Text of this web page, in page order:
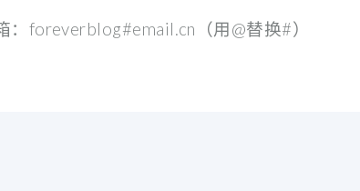
foreverblog#email.cn（用@替换#）